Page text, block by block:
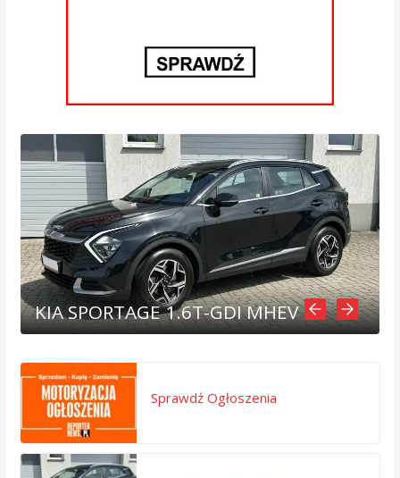
KIA SPORTAGE 1.6T-GDI MHEV
Sprawdź Ogłoszenia